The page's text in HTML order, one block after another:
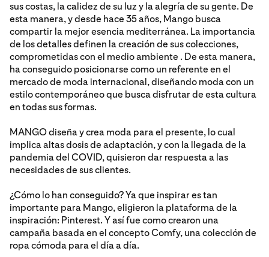
sus costas, la calidez de su luz y la alegría de su gente. De
esta manera, y desde hace 35 años, Mango busca
compartir la mejor esencia mediterránea. La importancia
de los detalles definen la creación de sus colecciones,
comprometidas con el medio ambiente . De esta manera,
ha conseguido posicionarse como un referente en el
mercado de moda internacional, diseñando moda con un
estilo contemporáneo que busca disfrutar de esta cultura
en todas sus formas.
MANGO diseña y crea moda para el presente, lo cual
implica altas dosis de adaptación, y con la llegada de la
pandemia del COVID, quisieron dar respuesta a las
necesidades de sus clientes.
¿Cómo lo han conseguido? Ya que inspirar es tan
importante para Mango, eligieron la plataforma de la
inspiración: Pinterest. Y así fue como crearon una
campaña basada en el concepto Comfy, una colección de
ropa cómoda para el día a día.